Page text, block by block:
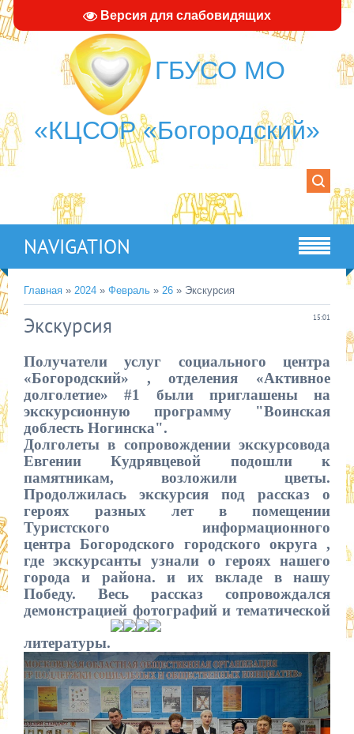
Версия для слабовидящих
ГБУСО МО
«КЦСОР «Богородский»
NAVIGATION
Главная » 2024 » Февраль » 26 » Экскурсия
15:01
Экскурсия
Получатели услуг социального центра
«Богородский» , отделения «Активное
долголетие» #1 были приглашены на
экскурсионную программу "Воинская
доблесть Ногинска".
Долголеты в сопровождении экскурсовода
Евгении Кудрявцевой подошли к
памятникам, возложили цветы.
Продолжилась экскурсия под рассказ о
героях разных лет в помещении
Туристского информационного
центра Богородского городского округа ,
где экскурсанты узнали о героях нашего
города и района. и их вкладе в нашу
Победу. Весь рассказ сопровождался
демонстрацией фотографий и тематической
литературы.